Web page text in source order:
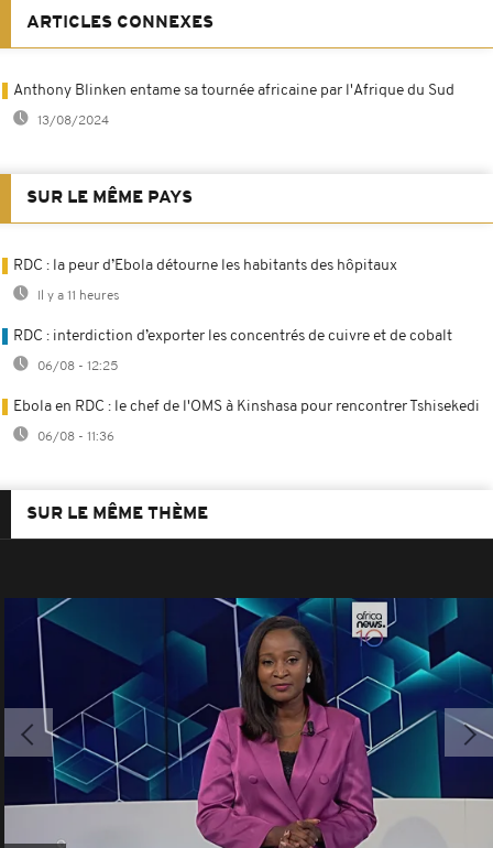
ARTICLES CONNEXES
Anthony Blinken entame sa tournée africaine par l'Afrique du Sud
13/08/2024
SUR LE MÊME PAYS
RDC : la peur d’Ebola détourne les habitants des hôpitaux
Il y a 11 heures
RDC : interdiction d’exporter les concentrés de cuivre et de cobalt
06/08 - 12:25
Ebola en RDC : le chef de l'OMS à Kinshasa pour rencontrer Tshisekedi
06/08 - 11:36
SUR LE MÊME THÈME